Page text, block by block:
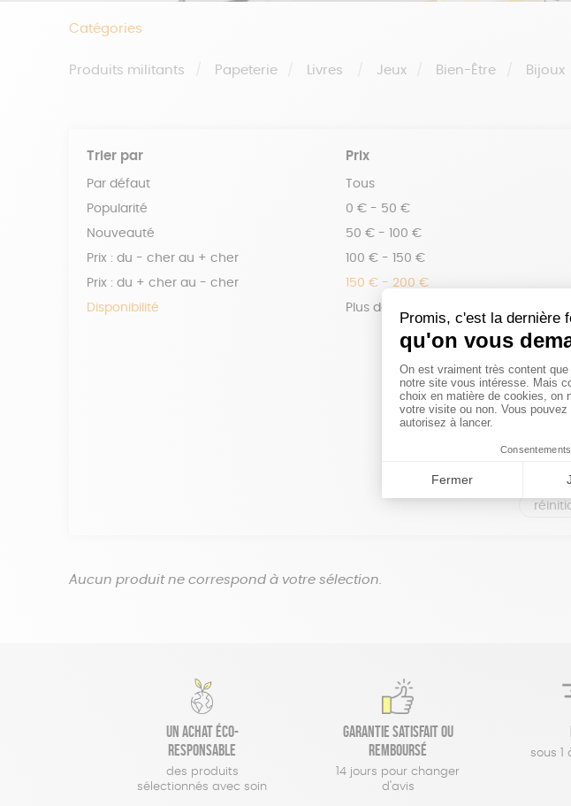
Catégories
Produits militants Papeterie Livres Jeux Bien-Être Bijoux
Trier par
Par défaut
Popularité
Nouveauté
Prix : du - cher au + cher
Prix : du + cher au - cher
Disponibilité
Prix
Tous
0 € - 50 €
50 € - 100 €
100 € - 150 €
150 € - 200 €
Plus de 200€
Aucun produit ne correspond à votre sélection.
Un achat éco-
responsable
des produits
sélectionnés avec soin
Garantie satisfait ou
remboursé
14 jours pour changer
d'avis
sous 1